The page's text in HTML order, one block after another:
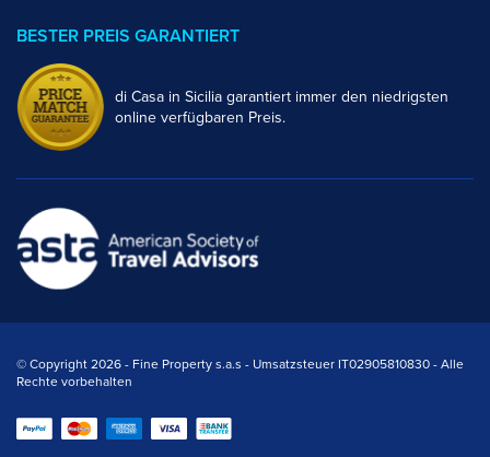
BESTER PREIS GARANTIERT
di Casa in Sicilia garantiert immer den niedrigsten
online verfügbaren Preis.
© Copyright 2026 - Fine Property s.a.s - Umsatzsteuer IT02905810830 - Alle
Rechte vorbehalten